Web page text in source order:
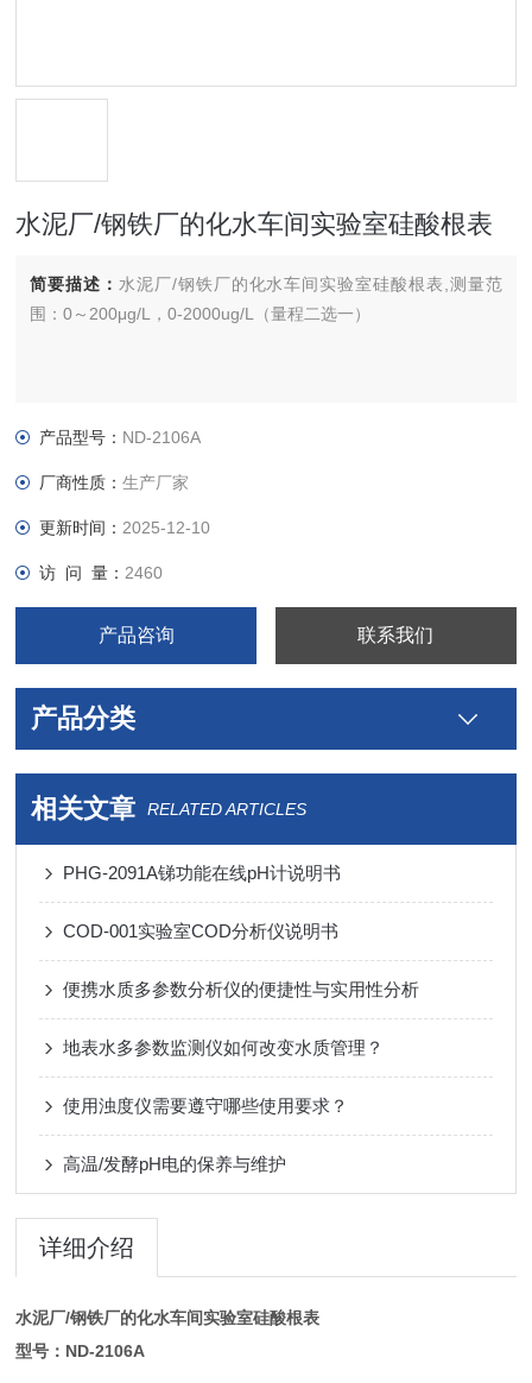
水泥厂/钢铁厂的化水车间实验室硅酸根表
简要描述： 水泥厂/钢铁厂的化水车间实验室硅酸根表,测量范
围：0～200μg/L，0-2000ug/L（量程二选一）
产品型号： ND-2106A
厂商性质：生产厂家
更新时间： 2025-12-10
访 问 量： 2460
产品咨询 联系我们
产品分类
相关文章 RELATED ARTICLES
PHG-2091A锑功能在线pH计说明书
COD-001实验室COD分析仪说明书
便携水质多参数分析仪的便捷性与实用性分析
地表水多参数监测仪如何改变水质管理？
使用浊度仪需要遵守哪些使用要求？
高温/发酵pH电的保养与维护
详细介绍
水泥厂/钢铁厂的化水车间实验室硅酸根表
型号：ND-2106A